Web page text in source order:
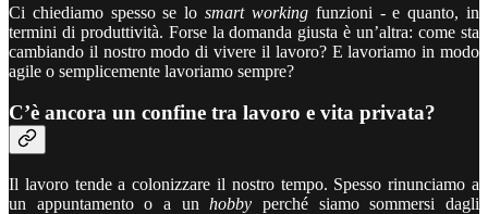
Ci chiediamo spesso se losmart workingfunzioni - e quanto, in
termini di produttività. Forse la domanda giusta è un’altra: come sta
cambiando il nostro modo di vivere il lavoro? E lavoriamo in modo
agile o semplicemente lavoriamo sempre?
C’è ancora un confine tra lavoro e vita privata?
Il lavoro tende a colonizzare il nostro tempo. Spesso rinunciamo a
un appuntamento o a un hobby perché siamo sommersi dagli